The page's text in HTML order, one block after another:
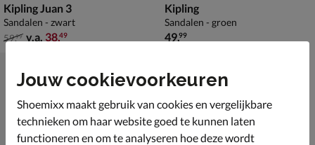
Kipling Juan 3
Sandalen - zwart
van € 59,99 vanaf € 38,49
59,99 v.a. 38,49
Kipling
Sandalen - groen
€ 49,99
49,99
Jouw cookievoorkeuren
Shoemixx maakt gebruik van cookies en vergelijkbare
technieken om haar website goed te kunnen laten
functioneren en om te analyseren hoe deze wordt